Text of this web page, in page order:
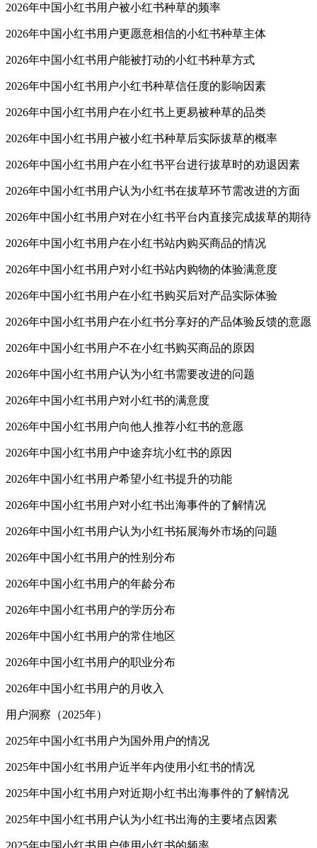
2026年中国小红书用户被小红书种草的频率
2026年中国小红书用户更愿意相信的小红书种草主体
2026年中国小红书用户能被打动的小红书种草方式
2026年中国小红书用户小红书种草信任度的影响因素
2026年中国小红书用户在小红书上更易被种草的品类
2026年中国小红书用户被小红书种草后实际拔草的概率
2026年中国小红书用户在小红书平台进行拔草时的劝退因素
2026年中国小红书用户认为小红书在拔草环节需改进的方面
2026年中国小红书用户对在小红书平台内直接完成拔草的期待
2026年中国小红书用户在小红书站内购买商品的情况
2026年中国小红书用户对小红书站内购物的体验满意度
2026年中国小红书用户在小红书购买后对产品实际体验
2026年中国小红书用户在小红书分享好的产品体验反馈的意愿
2026年中国小红书用户不在小红书购买商品的原因
2026年中国小红书用户认为小红书需要改进的问题
2026年中国小红书用户对小红书的满意度
2026年中国小红书用户向他人推荐小红书的意愿
2026年中国小红书用户中途弃坑小红书的原因
2026年中国小红书用户希望小红书提升的功能
2026年中国小红书用户对小红书出海事件的了解情况
2026年中国小红书用户认为小红书拓展海外市场的问题
2026年中国小红书用户的性别分布
2026年中国小红书用户的年龄分布
2026年中国小红书用户的学历分布
2026年中国小红书用户的常住地区
2026年中国小红书用户的职业分布
2026年中国小红书用户的月收入
用户洞察（2025年）
2025年中国小红书用户为国外用户的情况
2025年中国小红书用户近半年内使用小红书的情况
2025年中国小红书用户对近期小红书出海事件的了解情况
2025年中国小红书用户认为小红书出海的主要堵点因素
2025年中国小红书用户使用小红书的频率